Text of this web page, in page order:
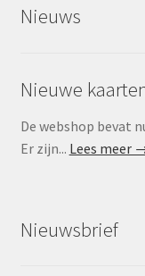
Nieuws
Nieuwe
De webshop bevat
Er zijn... Lees meer
Nieuwsbrief